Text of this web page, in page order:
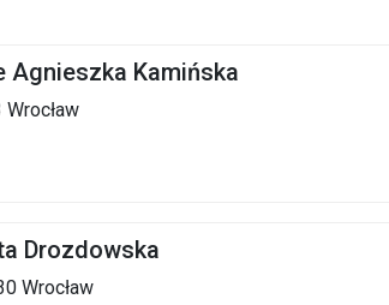
Agnieszka Kamińska
Drozdowska
Wrocław